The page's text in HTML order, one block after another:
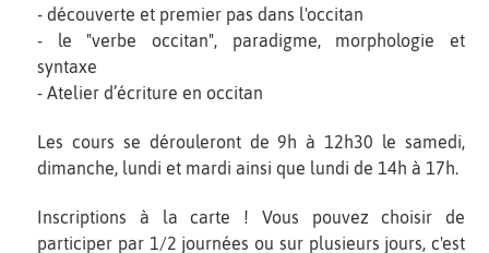
- découverte et premier pas dans l'occitan
- le "verbe occitan", paradigme, morphologie et
syntaxe
- Atelier d’écriture en occitan
Les cours se dérouleront de 9h à 12h30 le samedi,
dimanche, lundi et mardi ainsi que lundi de 14h à 17h.
Inscriptions à la carte ! Vous pouvez choisir de
participer par 1/2 journées ou sur plusieurs jours, c'est